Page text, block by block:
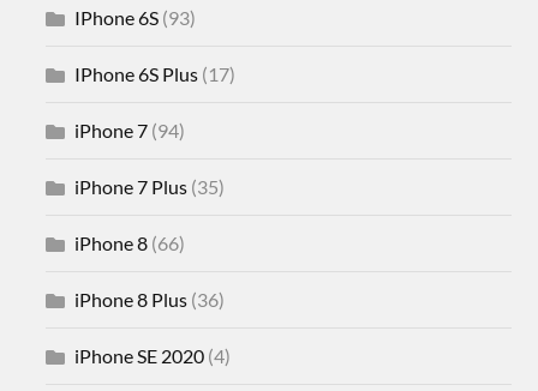
IPhone 6S (93)
IPhone 6S Plus (17)
iPhone 7 (94)
iPhone 7 Plus (35)
iPhone 8 (66)
iPhone 8 Plus (36)
iPhone SE 2020 (4)